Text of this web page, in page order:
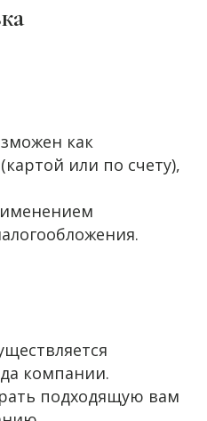
как
или по счету),
компании.
подходящую вам